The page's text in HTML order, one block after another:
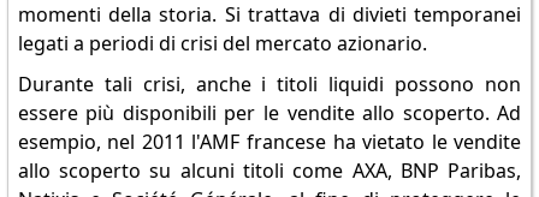
momenti della storia. Si trattava di divieti temporanei
legati a periodi di crisi del mercato azionario.
Durante tali crisi, anche i titoli liquidi possono non
essere più disponibili per le vendite allo scoperto. Ad
esempio, nel 2011 l'AMF francese ha vietato le vendite
allo scoperto su alcuni titoli come AXA, BNP Paribas,